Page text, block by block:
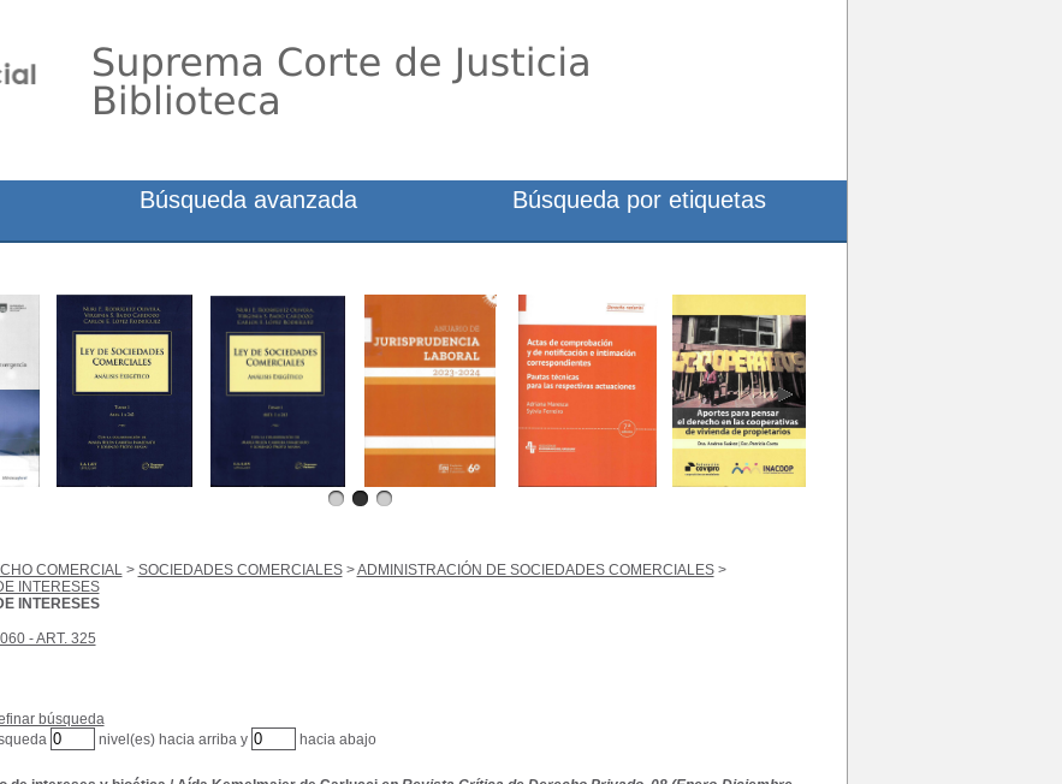
COMERCIAL> SOCIEDADES COMERCIALES>ADMINISTRACIÓN DE SOCIEDADES COMERCIALES>
INTERESES
INTERESES
- ART. 325
búsqueda
nivel(es) hacia arriba y hacia abajo
Búsqueda avanzada Búsqueda por etiquetas